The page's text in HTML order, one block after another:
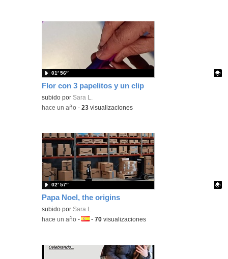
Flor con 3 papelitos y un clip
Contenido educativo.
subido por Sara L.
01′ 56″
-hace un año -23 visualizaciones
Papa Noel, the origins
Contenido educativo.
subido por Sara L.
02′ 57″
-hace un año -Idioma:
-70 visualizaciones